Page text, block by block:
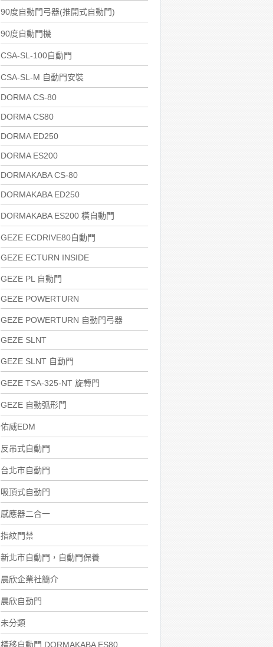
90度自動門弓器(推開式自動門)
90度自動門機
CSA-SL-100自動門
CSA-SL-M 自動門安裝
DORMA CS-80
DORMA CS80
DORMA ED250
DORMA ES200
DORMAKABA CS-80
DORMAKABA ED250
DORMAKABA ES200 橫自動門
GEZE ECDRIVE80自動門
GEZE ECTURN INSIDE
GEZE PL 自動門
GEZE POWERTURN
GEZE POWERTURN 自動門弓器
GEZE SLNT
GEZE SLNT 自動門
GEZE TSA-325-NT 旋轉門
GEZE 自動弧形門
佑威EDM
反吊式自動門
台北市自動門
吸頂式自動門
感應器二合一
指紋門禁
新北市自動門，自動門保養
晨欣企業社簡介
晨欣自動門
未分類
橫移自動門 DORMAKABA ES80